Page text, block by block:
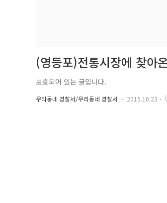
(영등포)전통시장에 찾아
보호되어 있는 글입니다.
우리동네 경찰서/우리동네 경찰서 2015.10.23